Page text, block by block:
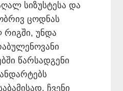
სიზუსტესა და
ცოდნას
უნდა
წარსადგენი
ჩვენი